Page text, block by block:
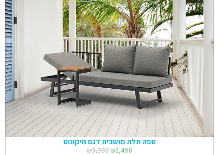
ספה תלת מושבית דגם מיקונוס
₪3,900 ₪2,490